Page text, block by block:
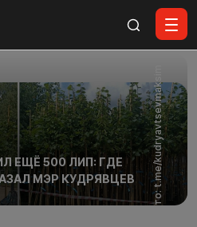
Фото: t.me/kudryavtsevmaksim
ЕЩЁ 500 ЛИП: ГДЕ
МЭР КУДРЯВЦЕВ